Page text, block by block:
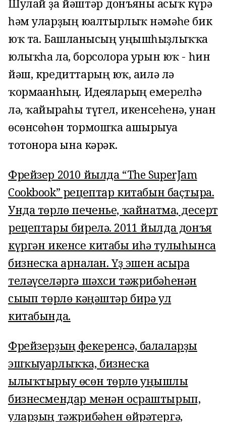
Шулай ҙа йәштәр донъяны асыҡ күрә
һәм уларҙың юғалтырлыҡ нәмәһе бик
юҡ та. Башланғысың уңышһыҙлыҡҡа
юлыҡһа ла, борсолорға урын юҡ - һин
йәш, кредиттарың юҡ, ғаилә лә
ҡормағанһың. Идеяларың емерелһә
лә, ҡайғыраһы түгел, икенсеһенә, унан
өсөнсөһөн тормошҡа ашырыуға
тотонорға ғына кәрәк.
Фрейзер 2010 йылда “The SuperJam
Cookbook” рецептар китабын баҫтыра.
Унда төрлө печенье, ҡайнатма, десерт
рецептары бирелә. 2011 йылда донъя
күргән икенсе китабы иһә тулыһынса
бизнесҡа арналған. Үҙ эшен асырға
теләүселәргә шәхси тәжрибәһенән
сығып төрлө кәңәштәр бирә ул
китабында.
Фрейзерҙың фекеренсә, балаларҙы
эшҡыуарлыҡҡа, бизнесҡа
ылыҡтырыу өсөн төрлө уңышлы
бизнесмендар менән осраштырып,
уларҙың тәжрибәһен өйрәтергә,